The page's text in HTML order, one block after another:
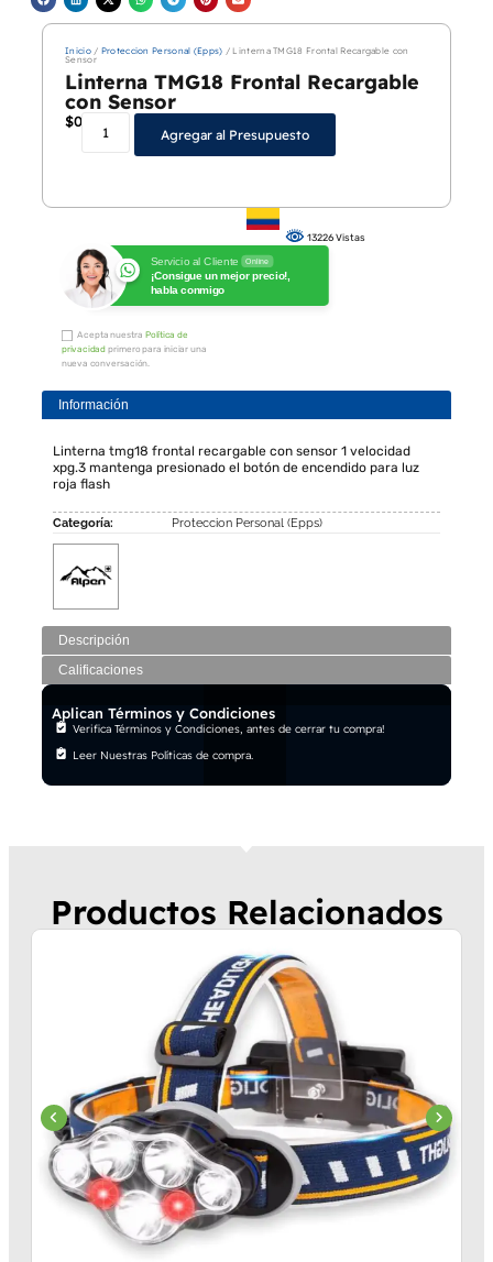
Inicio/ Proteccion Personal (Epps) / Linterna TMG18 Frontal Recargable con
Sensor
Linterna TMG18 Frontal Recargable
con Sensor
$0
Agregar al Presupuesto
Servicio al Cliente Online
¡Consigue un mejor precio!,
habla conmigo
Acepta nuestra Política de
privacidad primero para iniciar una
nueva conversación.
13226 Vistas
Información
Descripción
Calificaciones
Linterna tmg18 frontal recargable con sensor 1 velocidad
xpg.3 mantenga presionado el botón de encendido para luz
roja flash
Categoría: Proteccion Personal (Epps)
Aplican Términos y Condiciones
Verifica Términos y Condiciones, antes de cerrar tu compra!
Leer Nuestras Políticas de compra.
Productos Relacionados